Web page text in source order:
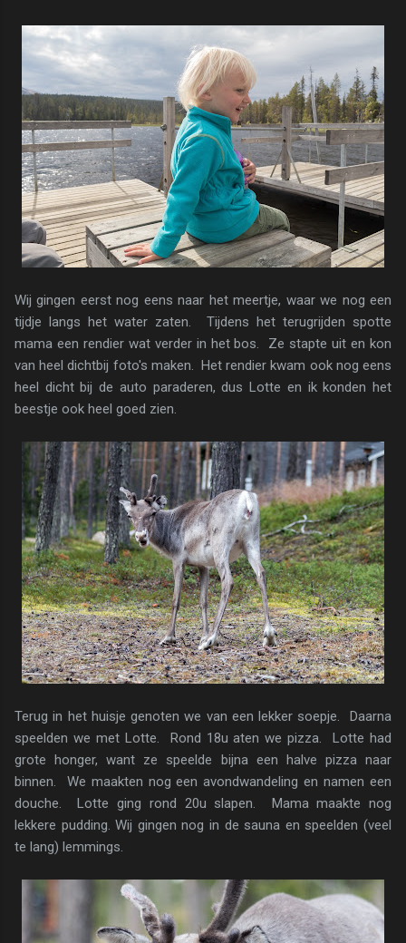
Wij gingen eerst nog eens naar het meertje, waar we nog een
tijdje langs het water zaten. Tijdens het terugrijden spotte
mama een rendier wat verder in het bos. Ze stapte uit en kon
van heel dichtbij foto's maken. Het rendier kwam ook nog eens
heel dicht bij de auto paraderen, dus Lotte en ik konden het
beestje ook heel goed zien.
Terug in het huisje genoten we van een lekker soepje. Daarna
speelden we met Lotte. Rond 18u aten we pizza. Lotte had
grote honger, want ze speelde bijna een halve pizza naar
binnen. We maakten nog een avondwandeling en namen een
douche. Lotte ging rond 20u slapen. Mama maakte nog
lekkere pudding. Wij gingen nog in de sauna en speelden (veel
te lang) lemmings.